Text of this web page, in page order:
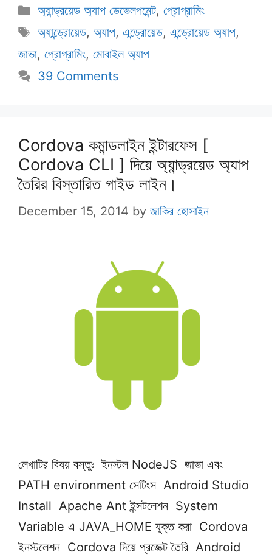
Categories
অ্যান্ড্রয়েড অ্যাপ ডেভেলপমেন্ট, প্রোগ্রামিং
Tags
অ্যান্ড্রোয়েড, অ্যাপ, এন্ড্রোয়েড, এন্ড্রোয়েড অ্যাপ,
জাভা, প্রোগ্রামিং, মোবাইল অ্যাপ
39 Comments
Cordova কমান্ডলাইন ইন্টারফেস [
Cordova CLI ] দিয়ে অ্যান্ড্রয়েড অ্যাপ
তৈরির বিস্তারিত গাইড লাইন।
December 15, 2014 by জাকির হোসাইন
লেখাটির বিষয় বস্তুঃ ইনস্টল NodeJS জাভা এবং
PATH environment সেটিংস Android Studio
Install Apache Ant ইন্সটলেশন System
Variable এ JAVA_HOME যুক্ত করা Cordova
ইনস্টলেশন Cordova দিয়ে প্রজেক্ট তৈরি Android